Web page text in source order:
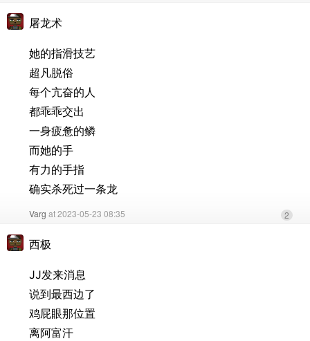
屠龙术
她的指滑技艺
超凡脱俗
每个亢奋的人
都乖乖交出
一身疲惫的鳞
而她的手
有力的手指
确实杀死过一条龙
Varg at 2023-05-23 08:35 2
西极
JJ发来消息
说到最西边了
鸡屁眼那位置
离阿富汗